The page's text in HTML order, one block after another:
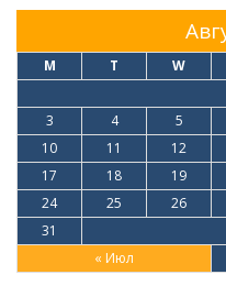
M T W
« Июл
3
4 5
10
11 12
17
18 19
24
25 26
31